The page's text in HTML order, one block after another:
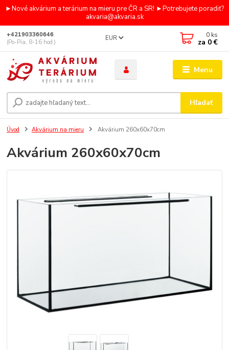
►Nové akvárium a terárium na mieru pre ČR a SR! ►Potrebujete poradiť?
akvaria@akvaria.sk
Menu
EUR
Hľadať
+421903360646
(Po-Pia, 8-16 hod.)
0 ks
za 0 €
Úvod Akvárium na mieru Akvárium 260x60x70cm
Akvárium 260x60x70cm